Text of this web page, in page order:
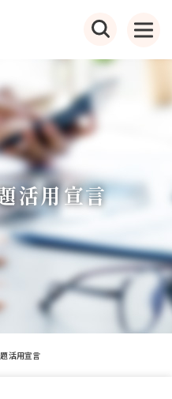
活用宣言
活用宣言